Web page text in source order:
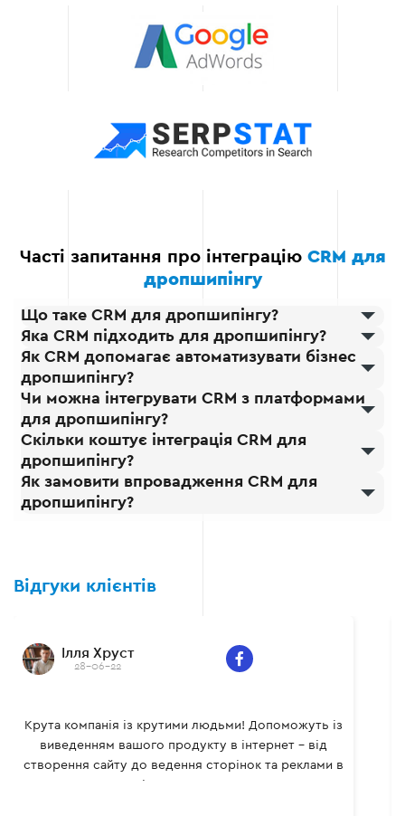
спрощує процес
доставки та відстеження
стану замовлень,
підвищуючи рівень
задоволення клієнтів.
забезпечити
синхронізацію даних у
важливо для
дропшипінгу, де
необхідно оперативно
оновлювати інформацію
про товари, замовлення
та фінанси. Ви отримуєте
актуальні звіти та дані, які
приймати ефективні
бізнес-рішення.
транзакції та управління
замовленнями, значно
адміністративних
витратах. Інтеграція CRM
програми обліку для
Часті запитання про інтеграцію CRM для
дропшипінгу
Що таке CRM для дропшипінгу?
Яка CRM підходить для дропшипінгу?
Як CRM допомагає автоматизувати бізнес
дропшипінгу?
Чи можна інтегрувати CRM з платформами
для дропшипінгу?
Скільки коштує інтеграція CRM для
дропшипінгу?
Як замовити впровадження CRM для
дропшипінгу?
Відгуки клієнтів
Ілля Хруст
28-06-22
Крута компанія із крутими людьми! Допоможуть із
виведенням вашого продукту в інтернет - від
створення сайту до ведення сторінок та реклами в
соціальних мережах.